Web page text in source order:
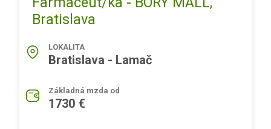
Bratislava
LOKALITA
Bratislava - Lamač
Základná mzda od
1730 €